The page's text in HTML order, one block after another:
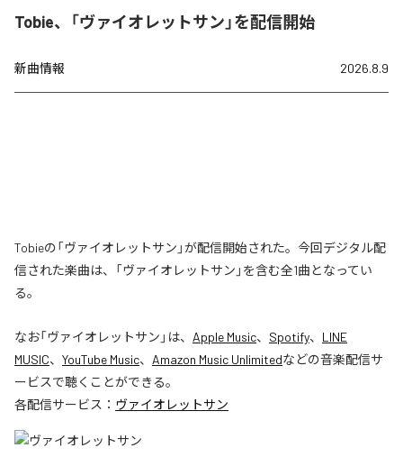
Tobie、「ヴァイオレットサン」を配信開始
新曲情報 2026.8.9
Tobieの「ヴァイオレットサン」が配信開始された。今回デジタル配
信された楽曲は、「ヴァイオレットサン」を含む全1曲となってい
る。
なお「ヴァイオレットサン 」は、 Apple Music、 Spotify、 LINE
MUSIC、 YouTube Music、 Amazon Music Unlimitedなどの音楽配信サ
ービスで聴くことができる。
各配信サービス： ヴァイオレットサン